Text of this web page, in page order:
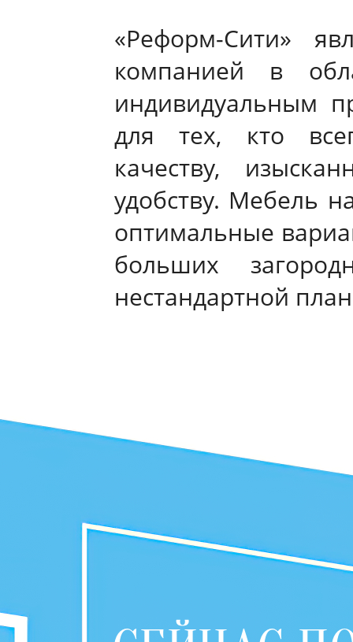
«Реформ-Сити»
компанией в
индивидуальным
для тех, кто
качеству,
удобству. Мебель
оптимальные
больших
нестандартной